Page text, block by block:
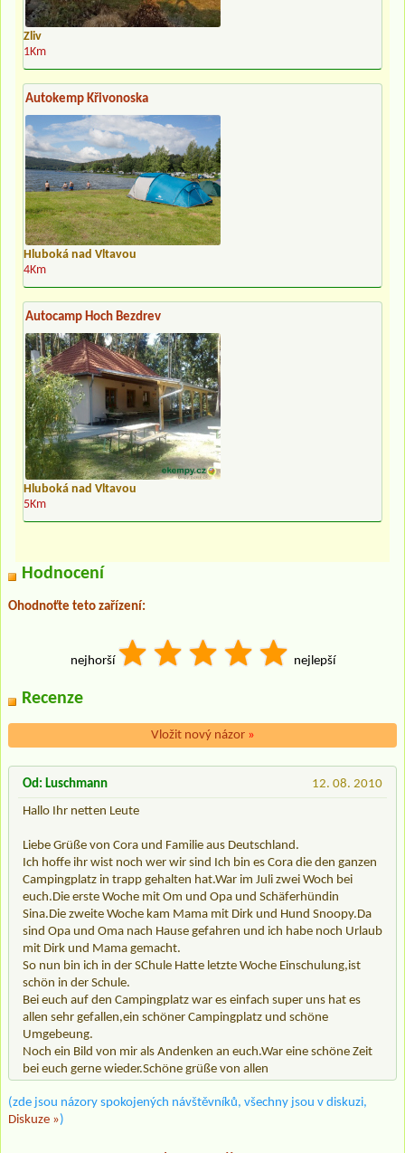
Zliv
1Km
Autokemp Křivonoska
Hluboká nad Vltavou
4Km
Autocamp Hoch Bezdrev
Hluboká nad Vltavou
5Km
Hodnocení
Ohodnoťte teto zařízení:
nejhorší nejlepší
Recenze
Vložit nový názor »
12. 08. 2010
Od: Luschmann
Hallo Ihr netten Leute
Liebe Grüße von Cora und Familie aus Deutschland.
Ich hoffe ihr wist noch wer wir sind Ich bin es Cora die den ganzen
Campingplatz in trapp gehalten hat.War im Juli zwei Woch bei
euch.Die erste Woche mit Om und Opa und Schäferhündin
Sina.Die zweite Woche kam Mama mit Dirk und Hund Snoopy.Da
sind Opa und Oma nach Hause gefahren und ich habe noch Urlaub
mit Dirk und Mama gemacht.
So nun bin ich in der SChule Hatte letzte Woche Einschulung,ist
schön in der Schule.
Bei euch auf den Campingplatz war es einfach super uns hat es
allen sehr gefallen,ein schöner Campingplatz und schöne
Umgebeung.
Noch ein Bild von mir als Andenken an euch.War eine schöne Zeit
bei euch gerne wieder.Schöne grüße von allen
(zde jsou názory spokojených návštěvníků, všechny jsou v diskuzi,
Diskuze »)